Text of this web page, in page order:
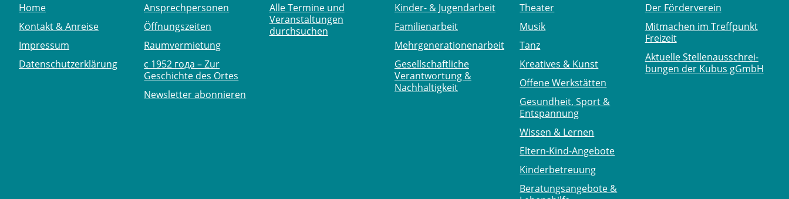
Home
Kontakt & Anreise
Impressum
Datenschutzerklärung
Ansprechpersonen
Öffnungszeiten
Raumvermietung
с 1952 года – Zur
Geschichte des Ortes
Newsletter abonnieren
Alle Termine und
Veranstaltungen
durchsuchen
Kinder- & Jugendarbeit
Familienarbeit
Mehr­generationen­arbeit
Gesellschaftliche
Verantwortung &
Nachhaltigkeit
Theater
Musik
Tanz
Kreatives & Kunst
Offene Werkstätten
Gesundheit, Sport &
Entspannung
Wissen & Lernen
Eltern-Kind-Angebote
Kinderbetreuung
Beratungsangebote &
Der Förderverein
Mitmachen im Treffpunkt
Freizeit
Aktuelle Stellen­ausschrei­
bungen der Kubus gGmbH